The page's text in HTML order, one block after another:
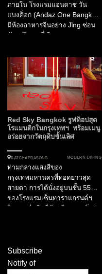
ภายใน โรงแรมแอนดาซ วัน
แบงค็อก (Andaz One Bangkok)
มีห้องอาหารจีนอย่าง Jǐng ซ่อน
ตัวอยู่ในมุมที่เงียบสงบของ
เสนออาหารจีนกวางตุ้งและ
เสฉวนในบรรยากาศที่โปร่งสบาย
เปิดรับแสงธรรมชาติและมองเห็น
วิวสวนลุมพินีผ่านกระจกบานใหญ่
สอดคล้องกับชื่อ Jǐng...
Red Sky Bangkok รูฟท็อปสุด
โรแมนติกในกรุงเทพฯ พร้อมเมนู
อร่อยจากวัตถุดิบชั้นเลิศ
RATCHAPRASONG MODERN DINING
ท่ามกลางแสงสีของ
กรุงเทพมหานครที่ทอดยาวสุด
สายตา การได้นั่งอยู่บนชั้น 55
ของโรงแรมเซ็นทาราแกรนด์ฯ
ในยามค่ำคืนที่ท้องฟ้าปลอดโปร่ง
น่ารักจากการต้อนรับอย่างอบอุ่น
และรอยยิ้มอันน่าประทับใจของ
พนักงาน การกลับมาครั้งนี้เพราะ
Subscribe
Notify of